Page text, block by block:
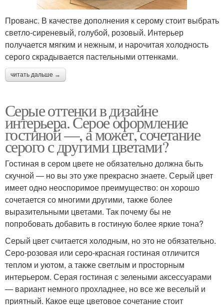
Прованс. В качестве дополнения к серому стоит выбрать
светло-сиреневый, голубой, розовый. Интерьер
получается мягким и нежным, и нарочитая холодность
серого скрадывается пастельными оттенками.
читать дальше →
Серые оттенки в дизайне
интерьера. Серое оформление
гостиной —, а может, сочетание
серого с другими цветами?
Гостиная в сером цвете не обязательно должна быть
скучной — но вы это уже прекрасно знаете. Серый цвет
имеет одно неоспоримое преимущество: он хорошо
сочетается со многими другими, также более
выразительными цветами. Так почему бы не
попробовать добавить в гостиную более яркие тона?
Серый цвет считается холодным, но это не обязательно.
Серо-розовая или серо-красная гостиная отличится
теплом и уютом, а также светлым и просторным
интерьером. Серая гостиная с зелеными аксессуарами
— вариант немного прохладнее, но все же веселый и
приятный. Какое еще цветовое сочетание стоит